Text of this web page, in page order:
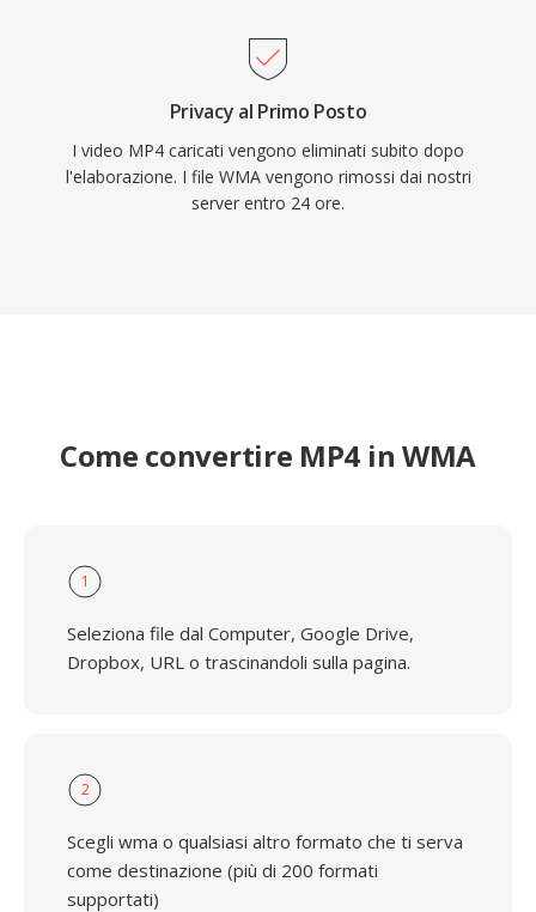
Privacy al Primo Posto
I video MP4 caricati vengono eliminati subito dopo
l'elaborazione. I file WMA vengono rimossi dai nostri
server entro 24 ore.
Come convertire MP4 in WMA
1
Seleziona file dal Computer, Google Drive,
Dropbox, URL o trascinandoli sulla pagina.
2
Scegli wma o qualsiasi altro formato che ti serva
come destinazione (più di 200 formati
supportati)